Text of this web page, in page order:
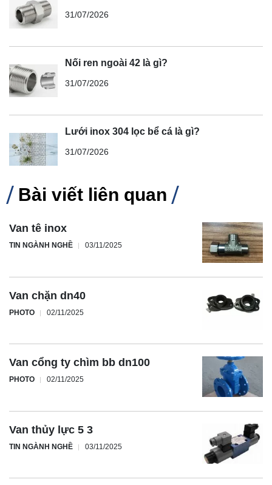
31/07/2026
Nối ren ngoài 42 là gì?
31/07/2026
Lưới inox 304 lọc bể cá là gì?
31/07/2026
Bài viết liên quan
Van tê inox
TIN NGÀNH NGHỀ 03/11/2025
Van chặn dn40
PHOTO 02/11/2025
Van cổng ty chìm bb dn100
PHOTO 02/11/2025
Van thủy lực 5 3
TIN NGÀNH NGHỀ 03/11/2025